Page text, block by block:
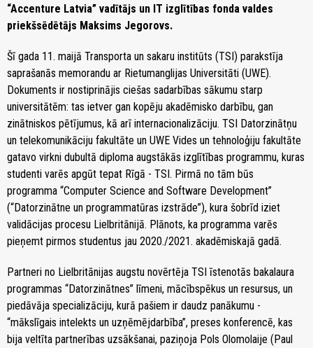
“Accenture Latvia” vadītājs un IT izglītības fonda valdes
priekšsēdētājs Maksims Jegorovs.
Šī gada 11. maijā Transporta un sakaru institūts (TSI) parakstīja
saprašanās memorandu ar Rietumanglijas Universitāti (UWE).
Dokuments ir nostiprinājis ciešas sadarbības sākumu starp
universitātēm: tas ietver gan kopēju akadēmisko darbību, gan
zinātniskos pētījumus, kā arī internacionalizāciju. TSI Datorzinātņu
un telekomunikāciju fakultāte un UWE Vides un tehnoloģiju fakultāte
gatavo virkni dubultā diploma augstākās izglītības programmu, kuras
studenti varēs apgūt tepat Rīgā - TSI. Pirmā no tām būs
programma “Computer Science and Software Development”
(“Datorzinātne un programmatūras izstrāde”), kura šobrīd iziet
validācijas procesu Lielbritānijā. Plānots, ka programma varēs
pieņemt pirmos studentus jau 2020./2021. akadēmiskajā gadā.
Partneri no Lielbritānijas augstu novērtēja TSI īstenotās bakalaura
programmas “Datorzinātnes” līmeni, mācībspēkus un resursus, un
piedāvāja specializāciju, kurā pašiem ir daudz panākumu -
“mākslīgais intelekts un uzņēmējdarbība”, preses konferencē, kas
bija veltīta partnerības uzsākšanai, paziņoja Pols Olomolaije (Paul